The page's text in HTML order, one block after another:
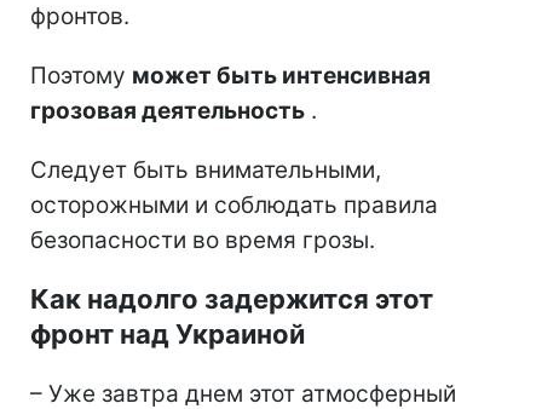
фронтов.
Поэтому может быть интенсивная
грозовая деятельность .
Следует быть внимательными,
осторожными и соблюдать правила
безопасности во время грозы.
Как надолго задержится этот
фронт над Украиной
– Уже завтра днем этот атмосферный